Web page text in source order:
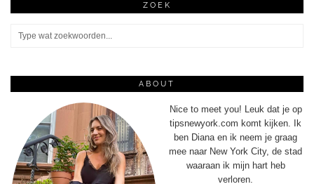
ZOEK
ABOUT
Nice to meet you! Leuk dat je op
tipsnewyork.com komt kijken. Ik
ben Diana en ik neem je graag
mee naar New York City, de stad
waaraan ik mijn hart heb
verloren.